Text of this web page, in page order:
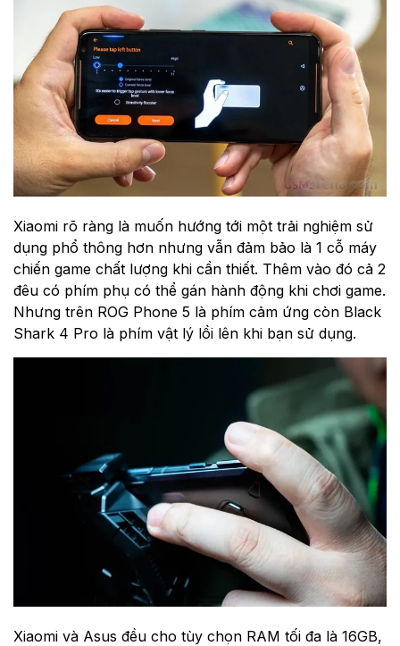
Xiaomi rõ ràng là muốn hướng tới một trải nghiệm sử
dụng phổ thông hơn nhưng vẫn đảm bảo là 1 cỗ máy
chiến game chất lượng khi cần thiết. Thêm vào đó cả 2
đêu có phím phụ có thể gán hành động khi chơi game.
Nhưng trên ROG Phone 5 là phím cảm ứng còn Black
Shark 4 Pro là phím vật lý lồi lên khi bạn sử dụng.
Xiaomi và Asus đều cho tùy chọn RAM tối đa là 16GB,